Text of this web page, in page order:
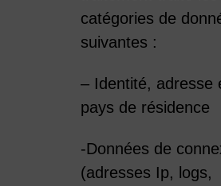
catégories de
suivantes :
– Identité, adresse
pays de résidence
-Données de
(adresses Ip, logs,